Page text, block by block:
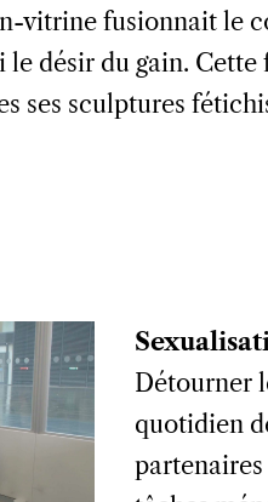
vitrine fusionnait le
désir du gain. Cette
ses sculptures
Détourner
quotidien
partenaires